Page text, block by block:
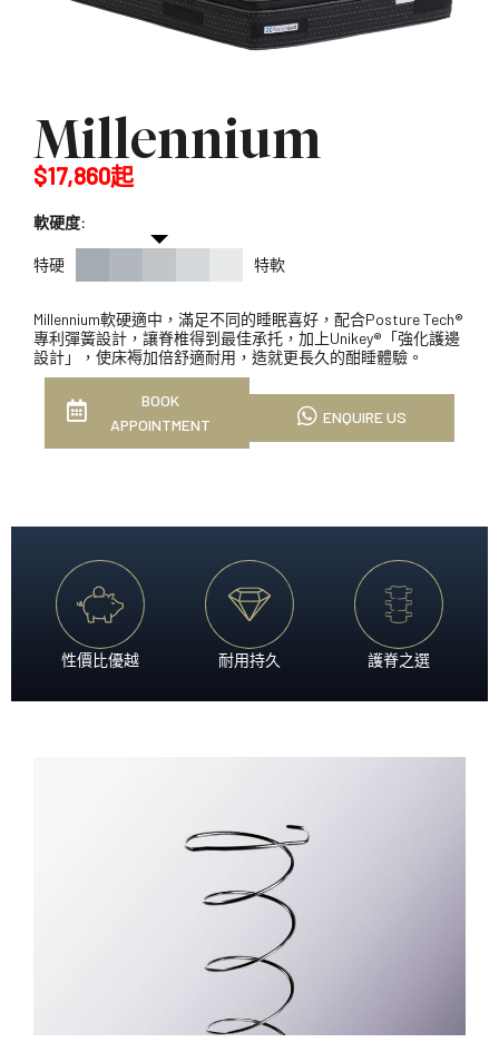
Millennium
$17,860起
軟硬度:
特硬 特軟
Millennium軟硬適中，滿足不同的睡眠喜好，配合Posture Tech®
專利彈簧設計，讓脊椎得到最佳承托，加上Unikey®「強化護邊
設計」，使床褥加倍舒適耐用，造就更長久的酣睡體驗。
BOOK
APPOINTMENT
ENQUIRE US
性價比優越 耐用持久 護脊之選